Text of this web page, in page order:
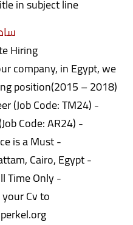
in subject line.
Hiring!
company, in Egypt, we
position(2015 – 2018) :
- Mechanical BIM Engineer (Job Code: TM24)
- Arch BIM Engineer (Job Code: AR24)
- Revit experience is a Must.
- Work Location: Mokattam, Cairo, Egypt.
- Work Type: Full Time Only.
Cv to